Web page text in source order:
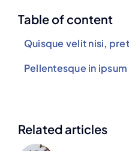
Table of content
Quisque velit nisi,
Pellentesque in
Related articles